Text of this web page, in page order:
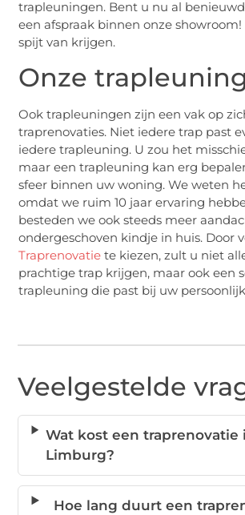
trapleuningen. Bent u nu al
een afspraak binnen onze
spijt van krijgen.
Onze
Ook trapleuningen zijn een vak op
traprenovaties. Niet iedere trap past
iedere trapleuning. U zou het
maar een trapleuning kan erg
sfeer binnen uw woning. We weten
omdat we ruim 10 jaar ervaring
besteden we ook steeds meer
ondergeschoven kindje in huis. Door
Traprenovatie te kiezen, zult u niet
prachtige trap krijgen, maar ook een
trapleuning die past bij uw
Veelgestelde
Wat kost een traprenovatie
Limburg?
Hoe lang duurt een